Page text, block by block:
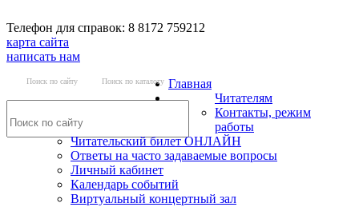
Телефон для справок: 8 8172 759212
карта сайта
написать нам
Поиск по сайту Поиск по каталогу Главная
Читателям
Контакты, режим
работы
Читательский билет ОНЛАЙН
Ответы на часто задаваемые вопросы
Личный кабинет
Календарь событий
Виртуальный концертный зал